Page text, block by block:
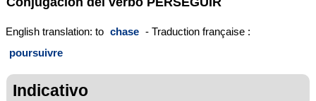
English translation: to chase - Traduction française :
poursuivre
Indicativo